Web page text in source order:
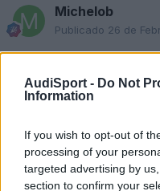
AudiSport - Do Not
Information
If you wish to opt-out of
processing of your
targeted advertising by
section to confirm your
Michelob
Publicado 26 de
respectgo al M3 de 286cv,
puedes encontrar alguno
tendras un pepino de
gran compra sin duda,